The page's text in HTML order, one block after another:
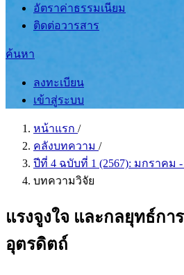
อัตราค่าธรรมเนียม
ติดต่อวารสาร
ค้นหา
ลงทะเบียน
เข้าสู่ระบบ
หน้าแรก /
คลังบทความ /
ปีที่ 4 ฉบับที่ 1 (2567): มกราคม
บทความวิจัย
แรงจูงใจ และกลยุทธ์กา
อุตรดิตถ์